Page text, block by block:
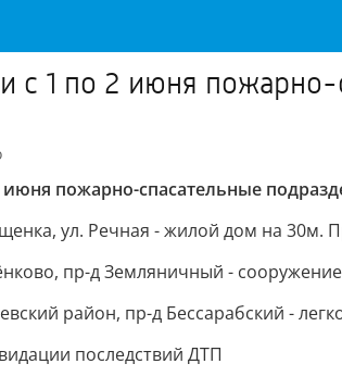
с 1 по 2 июня пожарно-
пожарно-спасательные
ул. Речная - жилой дом на 30м.
пр-д Земляничный -
район, пр-д Бессарабский -
последствий ДТП